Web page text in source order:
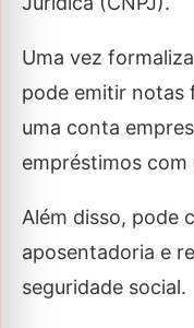
Uma vez
pode emitir notas
uma conta
empréstimos com
Além disso, pode
aposentadoria e
seguridade social.